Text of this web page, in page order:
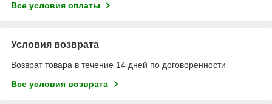
Все условия оплаты
Условия возврата
Возврат товара в течение 14 дней по договоренности
Все условия возврата